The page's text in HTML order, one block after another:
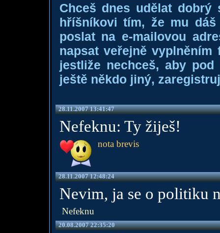
Chceš dnes udělat dobrý
hříšníkovi tím, že mu
poslat na e-mailovou
napsat veřejně
jestliže nechceš, aby
ještě někdo jiný,
28.11.2007 13:41:47
Nefeknu: Ty žiješ!
nota brevis
28.11.2007 12:48:24
Nevim, ja se o politiku
Nefeknu
20.08.2007 22:35:20